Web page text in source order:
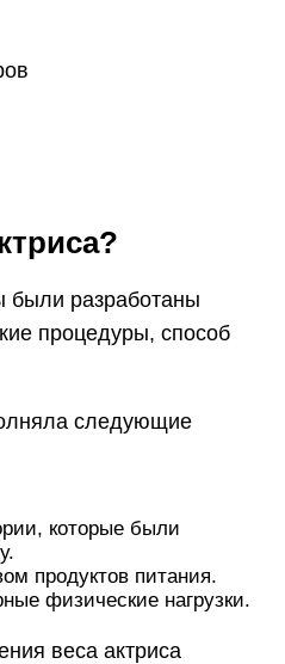
были разработаны
процедуры, способ
следующие
которые были
продуктов питания.
физические нагрузки.
веса актриса